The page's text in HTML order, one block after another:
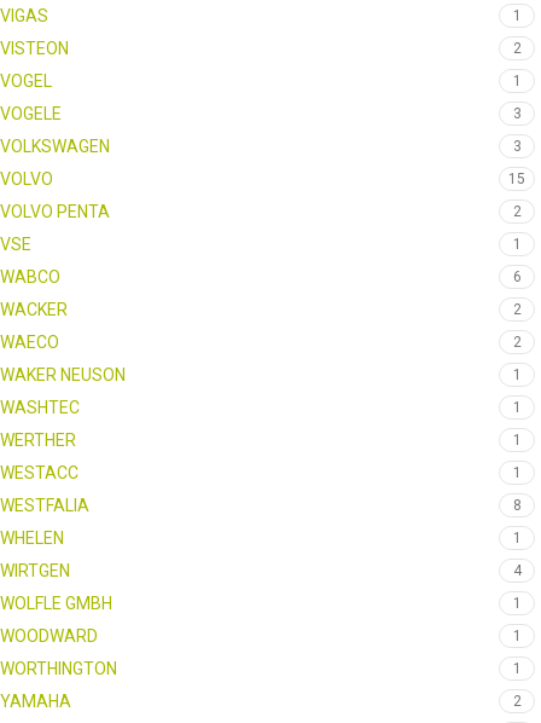
VIGAS 1
VISTEON 2
VOGEL 1
VOGELE 3
VOLKSWAGEN 3
VOLVO 15
VOLVO PENTA 2
VSE 1
WABCO 6
WACKER 2
WAECO 2
WAKER NEUSON 1
WASHTEC 1
WERTHER 1
WESTACC 1
WESTFALIA 8
WHELEN 1
WIRTGEN 4
WOLFLE GMBH 1
WOODWARD 1
WORTHINGTON 1
YAMAHA 2